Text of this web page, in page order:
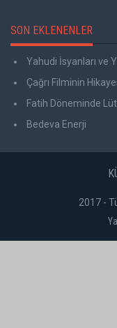
SON EKLENENLER
Yahudi İsyanları ve
Çağrı Filminin
Fatih Döneminde
Bedeva Enerji
2017 -